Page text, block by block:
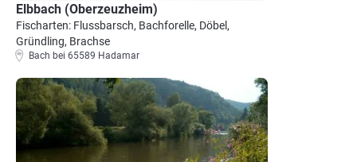
Elbbach (Oberzeuzheim)
Fischarten: Flussbarsch, Bachforelle, Döbel,
Gründling, Brachse
Bach bei 65589 Hadamar